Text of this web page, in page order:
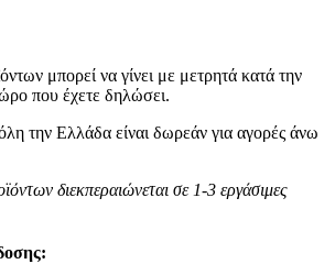
μπορεί να γίνει με μετρητά κατά την
που έχετε δηλώσει.
την Ελλάδα είναι δωρεάν για αγορές άνω
διεκπεραιώνεται σε 1-3 εργάσιμες